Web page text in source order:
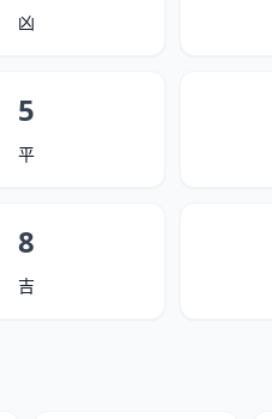
凶
5
平
8
吉